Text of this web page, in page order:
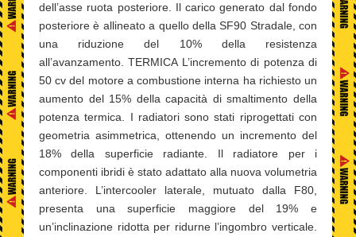
dell’asse ruota posteriore. Il carico generato dal fondo
posteriore è allineato a quello della SF90 Stradale, con
una riduzione del 10% della resistenza
all’avanzamento. TERMICA L’incremento di potenza di
50 cv del motore a combustione interna ha richiesto un
aumento del 15% della capacità di smaltimento della
potenza termica. I radiatori sono stati riprogettati con
geometria asimmetrica, ottenendo un incremento del
18% della superficie radiante. Il radiatore per i
componenti ibridi è stato adattato alla nuova volumetria
anteriore. L’intercooler laterale, mutuato dalla F80,
presenta una superficie maggiore del 19% e
un’inclinazione ridotta per ridurne l’ingombro verticale.